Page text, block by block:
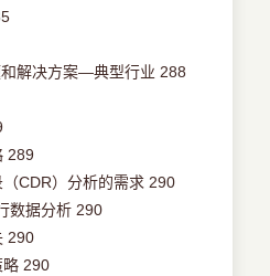
解决方案—典型行业 288
289
CDR）分析的需求 290
数据分析 290
290
略 290